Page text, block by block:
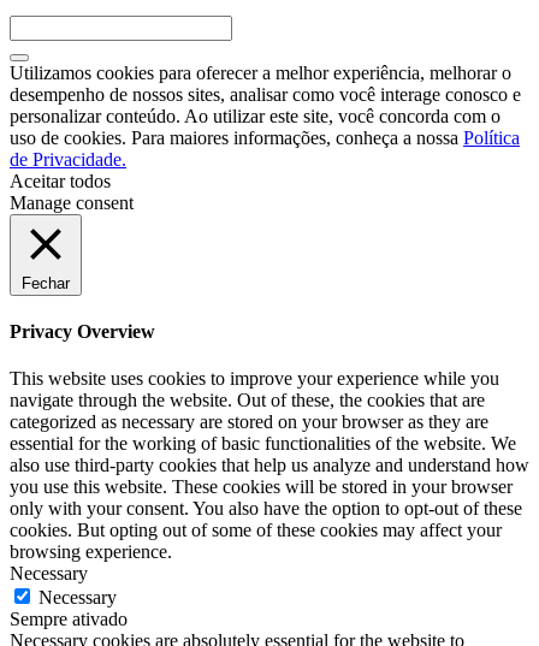
Utilizamos cookies para oferecer a melhor experiência, melhorar o
desempenho de nossos sites, analisar como você interage conosco e
personalizar conteúdo. Ao utilizar este site, você concorda com o
uso de cookies. Para maiores informações, conheça a nossa Política
de Privacidade.
Aceitar todos
Manage consent
Fechar
Privacy Overview
This website uses cookies to improve your experience while you
navigate through the website. Out of these, the cookies that are
categorized as necessary are stored on your browser as they are
essential for the working of basic functionalities of the website. We
also use third-party cookies that help us analyze and understand how
you use this website. These cookies will be stored in your browser
only with your consent. You also have the option to opt-out of these
cookies. But opting out of some of these cookies may affect your
browsing experience.
Necessary
Necessary
Sempre ativado
Necessary cookies are absolutely essential for the website to